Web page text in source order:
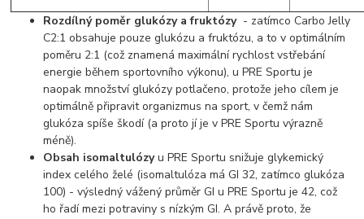
Rozdílný poměr glukózy a fruktózy - zatímco Carbo Jelly
C2:1 obsahuje pouze glukózu a fruktózu, a to v optimálním
poměru 2:1 (což znamená maximální rychlost vstřebání
energie během sportovního výkonu), u PRE Sportu je
naopak množství glukózy potlačeno, protože jeho cílem je
optimálně připravit organizmus na sport, v čemž nám
glukóza spíše škodí (a proto jí je v PRE Sportu výrazně
méně).
Obsah isomaltulózyu PRE Sportu snižuje glykemický
index celého želé (isomaltulóza má GI 32, zatímco glukóza
100) - výsledný vážený průměr GI u PRE Sportu je 42, což
ho řadí mezi potraviny s nízkým GI. A právě proto, že